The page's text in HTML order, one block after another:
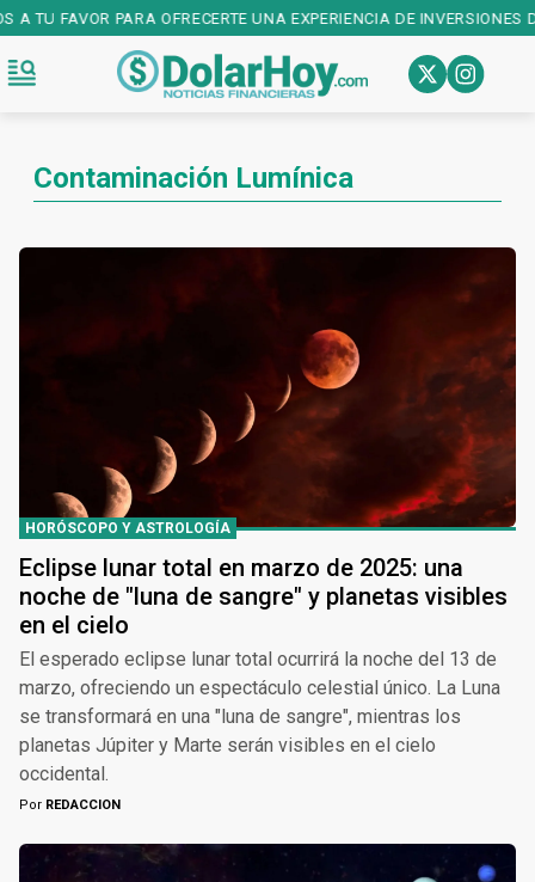
FAVOR PARA OFRECERTE UNA EXPERIENCIA DE INVERSIONES
Contaminación Lumínica
HORÓSCOPO Y ASTROLOGÍA
Eclipse lunar total en marzo de 2025: una
noche de "luna de sangre" y planetas visibles
en el cielo
El esperado eclipse lunar total ocurrirá la noche del 13 de
marzo, ofreciendo un espectáculo celestial único. La Luna
se transformará en una "luna de sangre", mientras los
planetas Júpiter y Marte serán visibles en el cielo
occidental.
Por REDACCION